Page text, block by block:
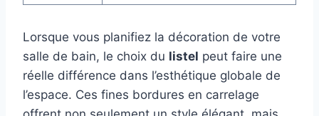
Lorsque vous planifiez la décoration de votre
salle de bain, le choix du listel peut faire une
réelle différence dans l’esthétique globale de
l’espace. Ces fines bordures en carrelage